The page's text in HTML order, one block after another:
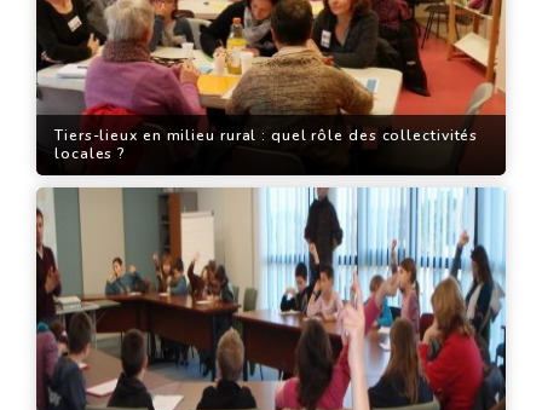
Tiers-lieux en milieu rural : quel rôle des collectivités
locales ?